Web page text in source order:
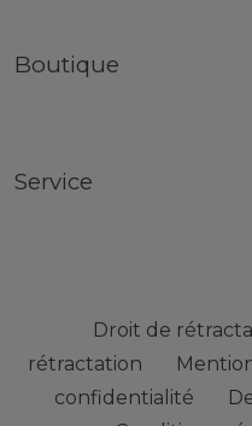
Boutique
Service
Droit de
rétractation
confidentialité